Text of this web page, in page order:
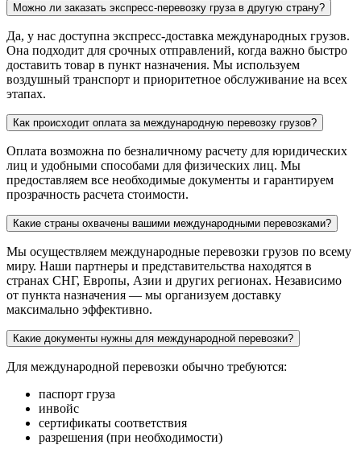
Можно ли заказать экспресс-перевозку груза в другую страну?
Да, у нас доступна экспресс-доставка международных грузов.
Она подходит для срочных отправлений, когда важно быстро
доставить товар в пункт назначения. Мы используем
воздушный транспорт и приоритетное обслуживание на всех
этапах.
Как происходит оплата за международную перевозку грузов?
Оплата возможна по безналичному расчету для юридических
лиц и удобными способами для физических лиц. Мы
предоставляем все необходимые документы и гарантируем
прозрачность расчета стоимости.
Какие страны охвачены вашими международными перевозками?
Мы осуществляем международные перевозки грузов по всему
миру. Наши партнеры и представительства находятся в
странах СНГ, Европы, Азии и других регионах. Независимо
от пункта назначения — мы организуем доставку
максимально эффективно.
Какие документы нужны для международной перевозки?
Для международной перевозки обычно требуются:
паспорт груза
инвойс
сертификаты соответствия
разрешения (при необходимости)